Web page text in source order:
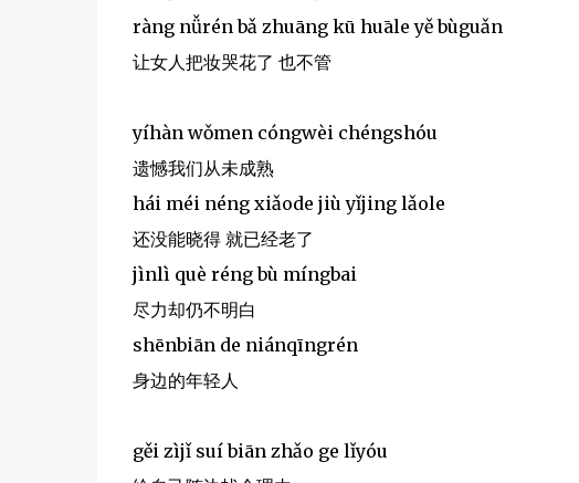
ràng nǚrén bǎ zhuāng kū huāle yě bùguǎn
让女人把妆哭花了 也不管
yíhàn wǒmen cóngwèi chéngshóu
遗憾我们从未成熟
hái méi néng xiǎode jiù yǐjing lǎole
还没能晓得 就已经老了
jìnlì què réng bù míngbai
尽力却仍不明白
shēnbiān de niánqīngrén
身边的年轻人
gěi zìjǐ suí biān zhǎo ge lǐyóu